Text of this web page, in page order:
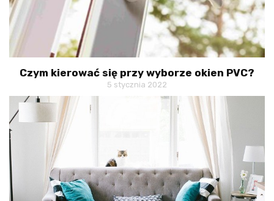
Czym kierować się przy wyborze okien PVC?
5 stycznia 2022